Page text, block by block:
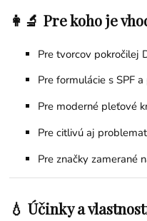
👩‍🔬 Pre koho je
Pre tvorcov pokročilej
Pre formulácie s SPF
Pre moderné pleťové
Pre citlivú aj
Pre značky zamerané
💧 Účinky a